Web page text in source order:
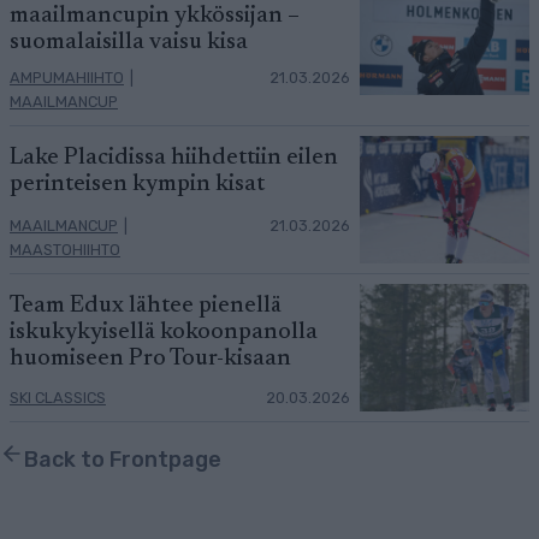
maailmancupin ykkössijan –
suomalaisilla vaisu kisa
AMPUMAHIIHTO
MAAILMANCUP
21.03.2026
Lake Placidissa hiihdettiin eilen
perinteisen kympin kisat
MAAILMANCUP
MAASTOHIIHTO
21.03.2026
Team Edux lähtee pienellä
iskukykyisellä kokoonpanolla
huomiseen Pro Tour-kisaan
SKI CLASSICS 20.03.2026
Back to Frontpage